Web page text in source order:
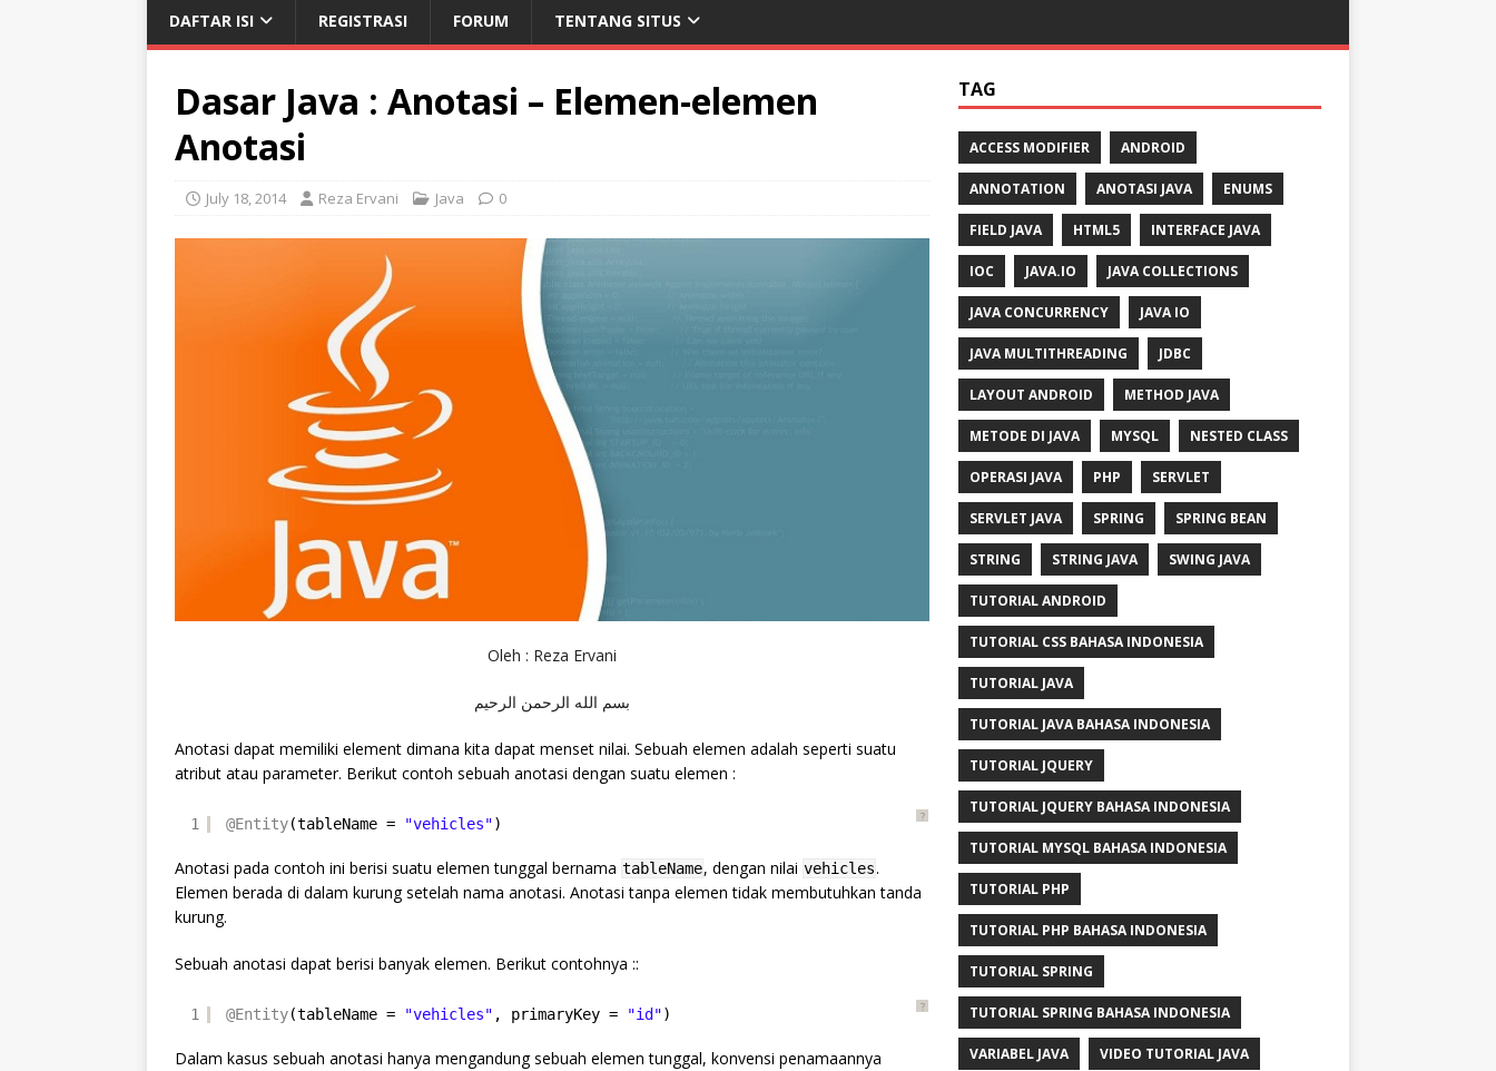
DAFTAR ISI REGISTRASI FORUM TENTANG SITUS
Dasar Java : Anotasi – Elemen-elemen
Anotasi
July 18, 2014 Reza Ervani Java 0
Oleh : Reza Ervani
بسم الله الرحمن الرحيم
Anotasi dapat memiliki element dimana kita dapat menset nilai. Sebuah elemen adalah seperti suatu
atribut atau parameter. Berikut contoh sebuah anotasi dengan suatu elemen :
?
1 @Entity(tableName = "vehicles")
Anotasi pada contoh ini berisi suatu elemen tunggal bernama tableName, dengan nilai vehicles.
Elemen berada di dalam kurung setelah nama anotasi. Anotasi tanpa elemen tidak membutuhkan tanda
kurung.
Sebuah anotasi dapat berisi banyak elemen. Berikut contohnya ::
?
1 @Entity(tableName = "vehicles" , primaryKey = "id")
Dalam kasus sebuah anotasi hanya mengandung sebuah elemen tunggal, konvensi penamaannya
TAG
ACCESS MODIFIER ANDROID
ANNOTATION ANOTASI JAVA ENUMS
FIELD JAVA HTML5 INTERFACE JAVA
IOC JAVA.IO JAVA COLLECTIONS
JAVA CONCURRENCY JAVA IO
JAVA MULTITHREADING JDBC
LAYOUT ANDROID METHOD JAVA
METODE DI JAVA MYSQL NESTED CLASS
OPERASI JAVA PHP SERVLET
SERVLET JAVA SPRING SPRING BEAN
STRING STRING JAVA SWING JAVA
TUTORIAL ANDROID
TUTORIAL CSS BAHASA INDONESIA
TUTORIAL JAVA
TUTORIAL JAVA BAHASA INDONESIA
TUTORIAL JQUERY
TUTORIAL JQUERY BAHASA INDONESIA
TUTORIAL MYSQL BAHASA INDONESIA
TUTORIAL PHP
TUTORIAL PHP BAHASA INDONESIA
TUTORIAL SPRING
TUTORIAL SPRING BAHASA INDONESIA
VARIABEL JAVA VIDEO TUTORIAL JAVA